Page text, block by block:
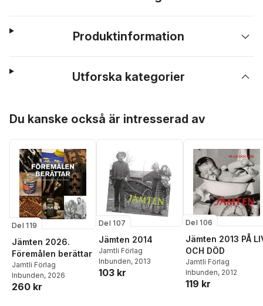
Produktinformation
Utforska kategorier
Du kanske också är intresserad av
Del 119
Jämten 2026.
Föremålen berättar
Jamtli Förlag
Inbunden, 2026
260 kr
Del 107
Jämten 2014
Jamtli Förlag
Inbunden, 2013
103 kr
Del 106
Jämten 2013 PÅ
OCH DÖD
Jamtli Förlag
Inbunden, 2012
119 kr